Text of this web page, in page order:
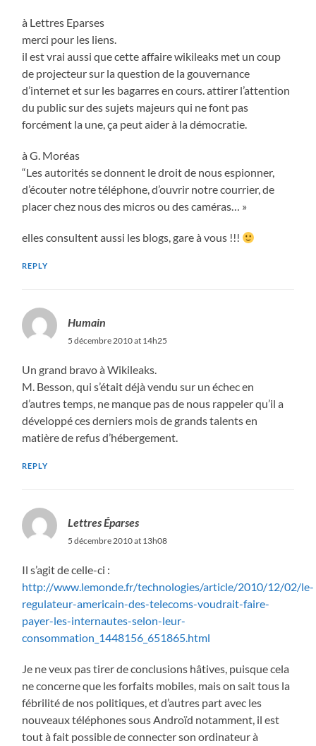
à Lettres Eparses
merci pour les liens.
il est vrai aussi que cette affaire wikileaks met un coup
de projecteur sur la question de la gouvernance
d’internet et sur les bagarres en cours. attirer l’attention
du public sur des sujets majeurs qui ne font pas
forcément la une, ça peut aider à la démocratie.
à G. Moréas
“Les autorités se donnent le droit de nous espionner,
d’écouter notre téléphone, d’ouvrir notre courrier, de
placer chez nous des micros ou des caméras… »
elles consultent aussi les blogs, gare à vous !!!
REPLY
Humain
5 décembre 2010 at 14h25
Un grand bravo à Wikileaks.
M. Besson, qui s’était déjà vendu sur un échec en
d’autres temps, ne manque pas de nous rappeler qu’il a
développé ces derniers mois de grands talents en
matière de refus d’hébergement.
REPLY
Lettres Éparses
5 décembre 2010 at 13h08
Il s’agit de celle-ci :
http://www.lemonde.fr/technologies/article/2010/12/02/le-
regulateur-americain-des-telecoms-voudrait-faire-
payer-les-internautes-selon-leur-
consommation_1448156_651865.html
Je ne veux pas tirer de conclusions hâtives, puisque cela
ne concerne que les forfaits mobiles, mais on sait tous la
fébrilité de nos politiques, et d’autres part avec les
nouveaux téléphones sous Androïd notamment, il est
tout à fait possible de connecter son ordinateur à